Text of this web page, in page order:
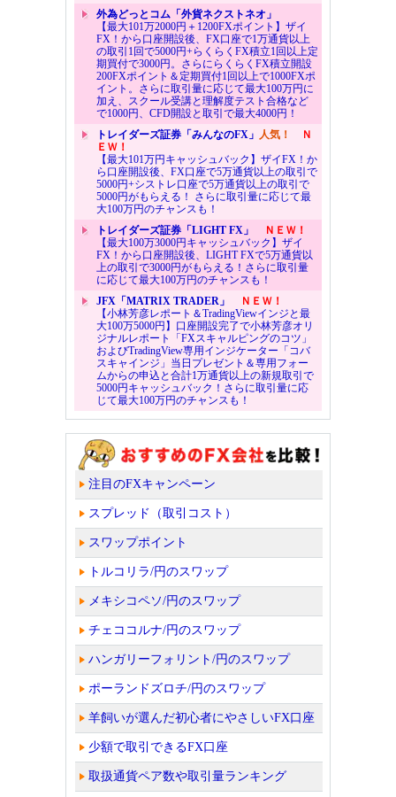
外為どっとコム「外貨ネクストネオ」
【最大101万2000円＋1200FXポイント】ザイ
FX！から口座開設後、FX口座で1万通貨以上
の取引1回で5000円+らくらくFX積立1回以上定
期買付で3000円。さらにらくらくFX積立開設
200FXポイント＆定期買付1回以上で1000FXポ
イント。さらに取引量に応じて最大100万円に
加え、スクール受講と理解度テスト合格など
で1000円、CFD開設と取引で最大4000円！
トレイダーズ証券「みんなのFX」 人気！
Ｎ
ＥＷ！
【最大101万円キャッシュバック】ザイFX！か
ら口座開設後、FX口座で5万通貨以上の取引で
5000円+シストレ口座で5万通貨以上の取引で
5000円がもらえる！ さらに取引量に応じて最
大100万円のチャンスも！
トレイダーズ証券「LIGHT FX」
ＮＥＷ！
【最大100万3000円キャッシュバック】ザイ
FX！から口座開設後、LIGHT FXで5万通貨以
上の取引で3000円がもらえる！さらに取引量
に応じて最大100万円のチャンスも！
JFX「MATRIX TRADER」
ＮＥＷ！
【小林芳彦レポート＆TradingViewインジと最
大100万5000円】口座開設完了で小林芳彦オリ
ジナルレポート「FXスキャルピングのコツ」
およびTradingView専用インジケーター「コバ
スキャインジ」当日プレゼント＆専用フォー
ムからの申込と合計1万通貨以上の新規取引で
5000円キャッシュバック！さらに取引量に応
じて最大100万円のチャンスも！
注目のFXキャンペーン
スプレッド（取引コスト）
スワップポイント
トルコリラ/円のスワップ
メキシコペソ/円のスワップ
チェココルナ/円のスワップ
ハンガリーフォリント/円のスワップ
ポーランドズロチ/円のスワップ
羊飼いが選んだ初心者にやさしいFX口座
少額で取引できるFX口座
取扱通貨ペア数や取引量ランキング